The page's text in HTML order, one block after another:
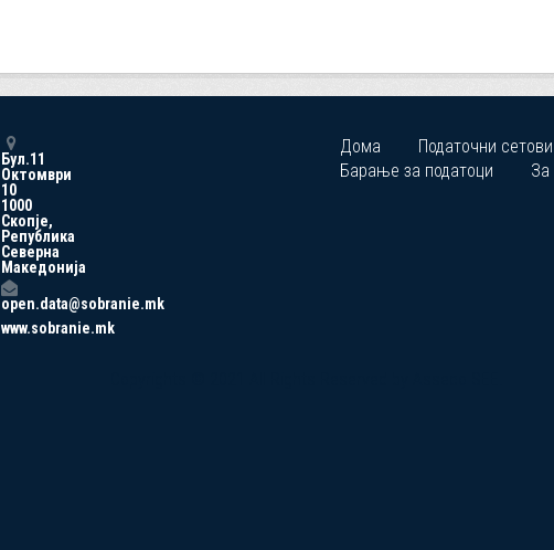
Бул.11
Октомври
10
1000
Скопје,
Република
Северна
Македонија
open.data@sobranie.mk
www.sobranie.mk
Дома
Податочни сетови
Барање за податоци
За